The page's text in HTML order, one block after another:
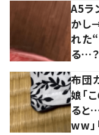
A5ラ
かし→
れた
る…？
布団
娘「
ると
ww」